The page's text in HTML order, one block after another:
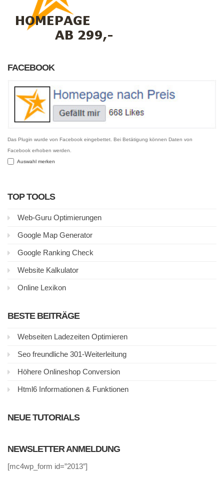
FACEBOOK
Das Plugin wurde von Facebook eingebettet. Bei Betätigung können Daten von
Facebook erhoben werden.
Auswahl merken
TOP TOOLS
Web-Guru Optimierungen
Google Map Generator
Google Ranking Check
Website Kalkulator
Online Lexikon
BESTE BEITRÄGE
Webseiten Ladezeiten Optimieren
Seo freundliche 301-Weiterleitung
Höhere Onlineshop Conversion
Html6 Informationen & Funktionen
NEUE TUTORIALS
NEWSLETTER ANMELDUNG
[mc4wp_form id=”2013″]